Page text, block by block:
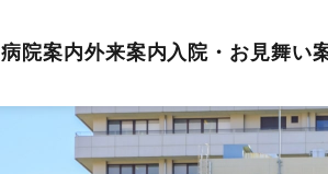
病院案内外来案内入院・お見舞い